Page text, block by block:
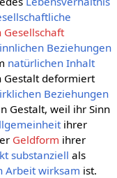
Beziehungen
natürlichen Inhalt
deformiert
Beziehungen
Gestalt, weil ihr Sinn
ihrer
Geldform ihrer
substanziell als
Arbeit wirksam ist.